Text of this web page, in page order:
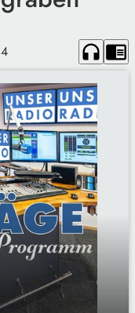
headphones chrome_reader_mode